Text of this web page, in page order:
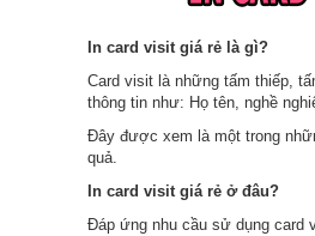
In card visit giá rẻ là gì?
Card visit là những tấm thiếp,
thông tin như: Họ tên, nghề
Đây được xem là một trong
quả.
In card visit giá rẻ ở đâu?
Đáp ứng nhu cầu sử dụng card